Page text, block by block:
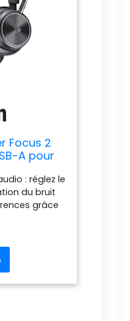
Focus 2
A pour
: réglez le
du bruit
grâce
: élevée,
Acoustic